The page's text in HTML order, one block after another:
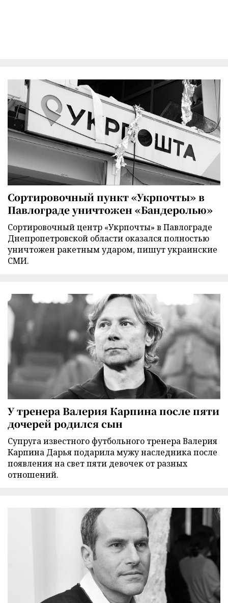
Сортировочный пункт «Укрпочты» в
Павлограде уничтожен «Бандеролью»
Сортировочный центр «Укрпочты» в Павлограде
Днепропетровской области оказался полностью
уничтожен ракетным ударом, пишут украинские
СМИ.
У тренера Валерия Карпина после пяти
дочерей родился сын
Супруга известного футбольного тренера Валерия
Карпина Дарья подарила мужу наследника после
появления на свет пяти девочек от разных
отношений.